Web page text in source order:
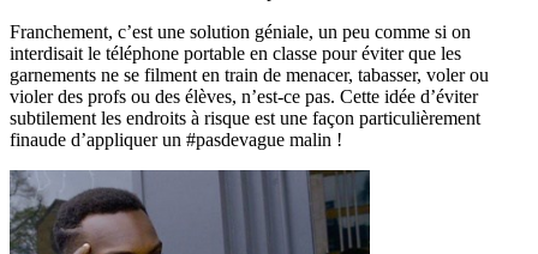
Franchement, c’est une solution géniale, un peu comme si on
interdisait le téléphone portable en classe pour éviter que les
garnements ne se filment en train de menacer, tabasser, voler ou
violer des profs ou des élèves, n’est-ce pas. Cette idée d’éviter
subtilement les endroits à risque est une façon particulièrement
finaude d’appliquer un #pasdevague malin !